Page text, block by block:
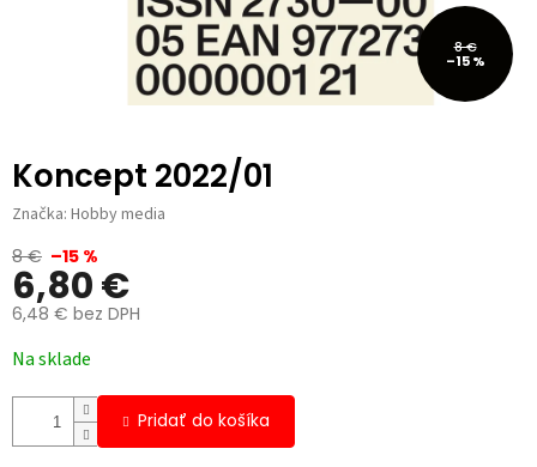
8 €
–15 %
Koncept 2022/01
Značka: Hobby media
8 € –15 %
6,80 €
6,48 € bez DPH
cena:
Na sklade
Pridať do košíka